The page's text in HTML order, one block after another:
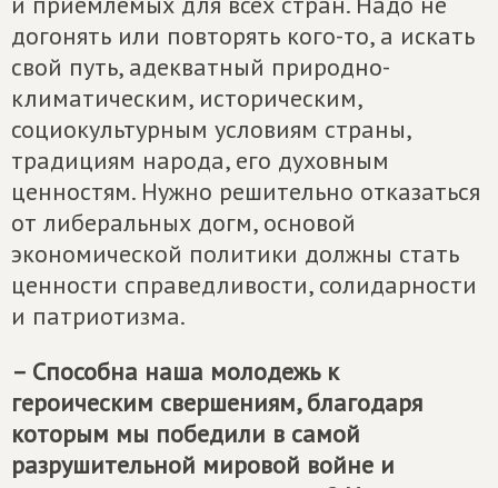
догонять или повторять кого-то, а искать
свой путь, адекватный природно-
климатическим, историческим,
социокультурным условиям страны,
традициям народа, его духовным
ценностям. Нужно решительно отказаться
от либеральных догм, основой
экономической политики должны стать
ценности справедливости, солидарности
и патриотизма.
– Способна наша молодежь к
героическим свершениям, благодаря
которым мы победили в самой
разрушительной мировой войне и